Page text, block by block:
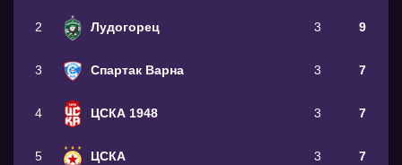
2 Лудогорец 3 9
3 Спартак Варна 3 7
4 ЦСКА 1948 3 7
5 ЦСКА 3 7